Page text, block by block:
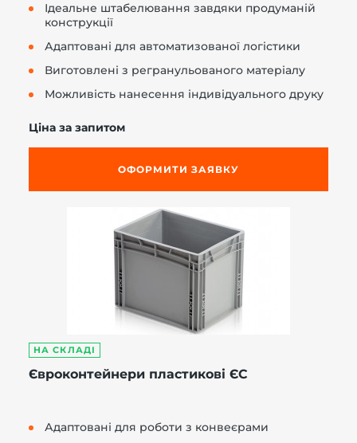
Ідеальне штабелювання завдяки продуманій
конструкції
Адаптовані для автоматизованої логістики
Виготовлені з регранульованого матеріалу
Можливість нанесення індивідуального друку
Ціна за запитом
ОФОРМИТИ ЗАЯВКУ
НА СКЛАДІ
Євроконтейнери пластикові ЄС
Адаптовані для роботи з конвеєрами